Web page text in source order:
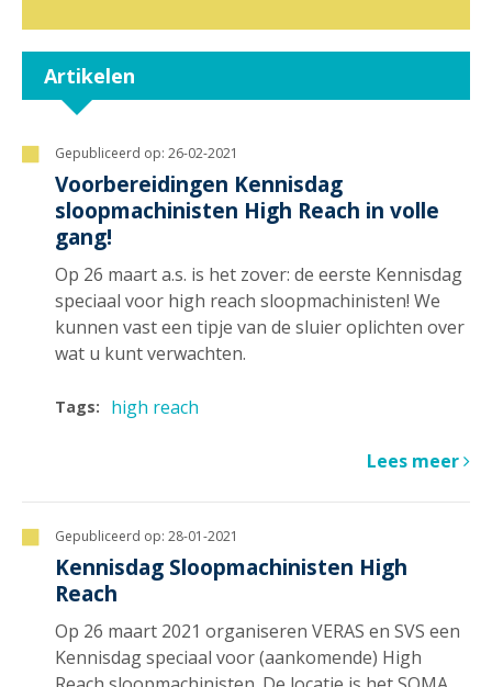
Artikelen
Gepubliceerd op: 26-02-2021
Voorbereidingen Kennisdag
sloopmachinisten High Reach in volle
gang!
Op 26 maart a.s. is het zover: de eerste Kennisdag
speciaal voor high reach sloopmachinisten! We
kunnen vast een tipje van de sluier oplichten over
wat u kunt verwachten.
Tags: high reach
Lees meer
Gepubliceerd op: 28-01-2021
Kennisdag Sloopmachinisten High
Reach
Op 26 maart 2021 organiseren VERAS en SVS een
Kennisdag speciaal voor (aankomende) High